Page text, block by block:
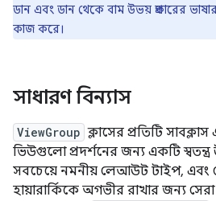
ডান এবং ডান থেকে বাম উভয় প্রকারের
কাজ করে।
সাধারণ বিন্যাস
ViewGroup ক্লাসের প্রতিটি
ভিউগুলো প্রদর্শনের জন্য একটি স্বতন্ত্র
সবচেয়ে নমনীয় লেআউট টাইপ,
হায়ারার্কিকে অগভীর রাখার জন্য